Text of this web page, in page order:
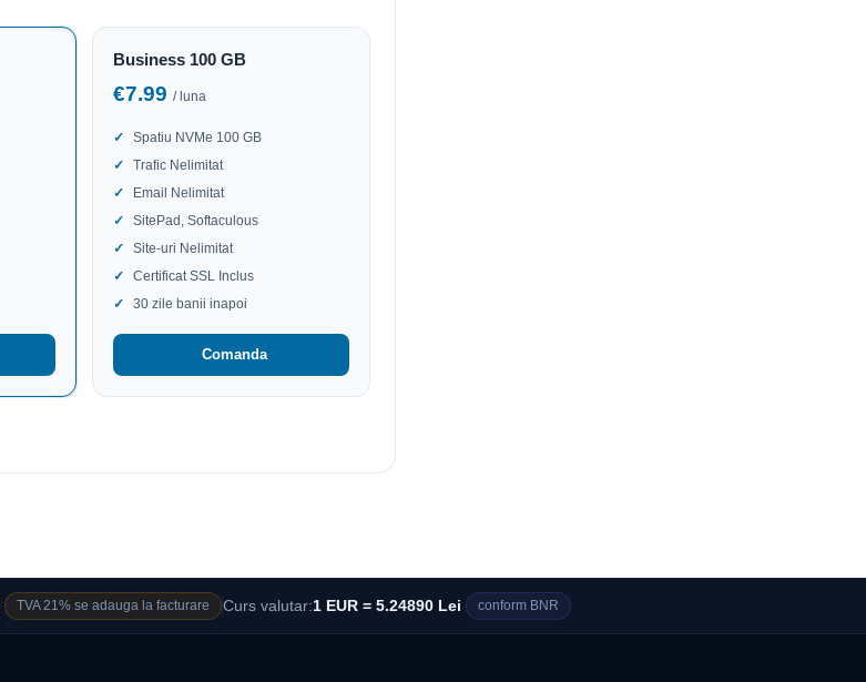
Business 100 GB
€7.99 / luna
Spatiu NVMe 100 GB
Trafic Nelimitat
Email Nelimitat
SitePad, Softaculous
Site-uri Nelimitat
Certificat SSL Inclus
30 zile banii inapoi
Comanda
TVA 21% se adauga la facturare Curs valutar:1 EUR = 5.24890 Lei conform BNR